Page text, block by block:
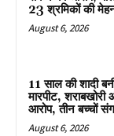
23 श्रमिकों की
August 6, 2026
11 साल की शादी
मारपीट,
आरोप, तीन बच्चों
August 6, 2026